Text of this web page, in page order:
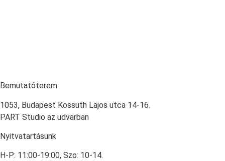
Bemutatóterem
1053, Budapest Kossuth Lajos utca 14-16.
PART Studio az udvarban
Nyitvatartásunk
H-P: 11:00-19:00, Szo: 10-14.